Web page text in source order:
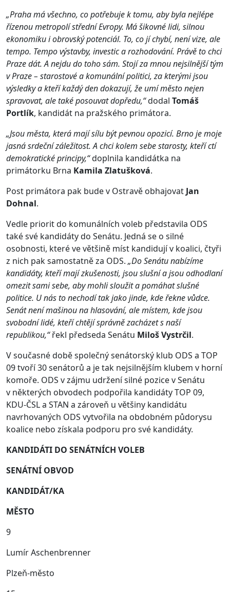
„Praha má všechno, co potřebuje k tomu, aby byla nejlépe
řízenou metropolí střední Evropy. Má šikovné lidi, silnou
ekonomiku i obrovský potenciál. To, co jí chybí, není vize, ale
tempo. Tempo výstavby, investic a rozhodování. Právě to chci
Praze dát. A nejdu do toho sám. Stojí za mnou nejsilnější tým
v Praze – starostové a komunální politici, za kterými jsou
výsledky a kteří každý den dokazují, že umí město nejen
spravovat, ale také posouvat dopředu,“dodal Tomáš
Portlík, kandidát na pražského primátora.
„Jsou města, která mají sílu být pevnou opozicí. Brno je moje
jasná srdeční záležitost. A chci kolem sebe starosty, kteří ctí
demokratické principy,“doplnila kandidátka na
primátorku Brna Kamila Zlatušková.
Post primátora pak bude v Ostravě obhajovat Jan
Dohnal.
Vedle priorit do komunálních voleb představila ODS
také své kandidáty do Senátu. Jedná se o silné
osobnosti, které ve většině míst kandidují v koalici, čtyři
z nich pak samostatně za ODS. „Do Senátu nabízíme
kandidáty, kteří mají zkušenosti, jsou slušní a jsou odhodlaní
omezit sami sebe, aby mohli sloužit a pomáhat slušné
politice. U nás to nechodí tak jako jinde, kde řekne vůdce.
Senát není mašinou na hlasování, ale místem, kde jsou
svobodní lidé, kteří chtějí správně zacházet s naší
republikou,“řekl předseda Senátu Miloš Vystrčil.
V současné době společný senátorský klub ODS a TOP
09 tvoří 30 senátorů a je tak nejsilnějším klubem v horní
komoře. ODS v zájmu udržení silné pozice v Senátu
v některých obvodech podpořila kandidáty TOP 09,
KDU-ČSL a STAN a zároveň u většiny kandidátu
navrhovaných ODS vytvořila na obdobném půdorysu
koalice nebo získala podporu pro své kandidáty.
KANDIDÁTI DO SENÁTNÍCH VOLEB
SENÁTNÍ OBVOD
KANDIDÁT/KA
MĚSTO
9
Lumír Aschenbrenner
Plzeň‑město